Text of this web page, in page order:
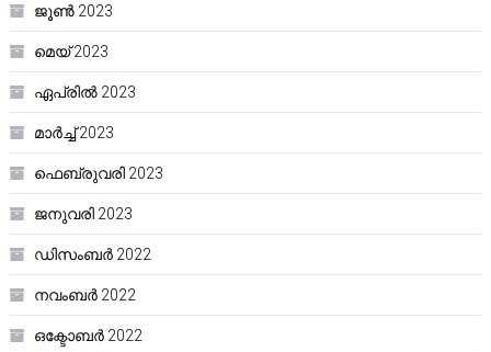
ജൂൺ 2023
മെയ്‌ 2023
ഏപ്രിൽ 2023
മാർച്ച്‌ 2023
ഫെബ്രുവരി 2023
ജനുവരി 2023
ഡിസംബർ 2022
നവംബർ 2022
ഒക്ടോബർ 2022